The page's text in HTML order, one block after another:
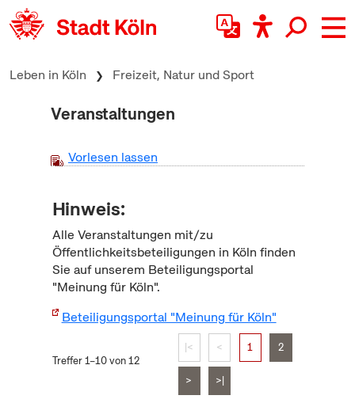
zum Inhalt springen
Leben in Köln Freizeit, Natur und Sport
Veranstaltungen
Vorlesen lassen
Hinweis:
Alle Veranstaltungen mit/zu
Öffentlichkeitsbeteiligungen in Köln finden
Sie auf unserem Beteiligungsportal
"Meinung für Köln".
Beteiligungsportal "Meinung für Köln"
Treffer 1–10 von 12
|< < 1 2
> >|